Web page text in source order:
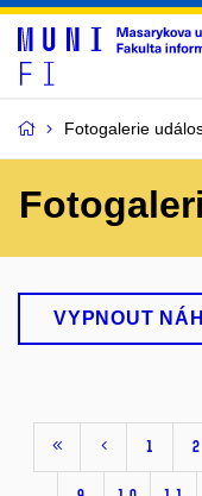
Fotogalerie
VYPNOUT
1 2